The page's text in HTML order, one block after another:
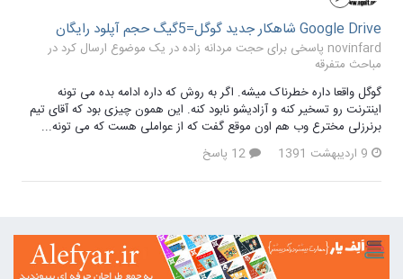
Google Drive شاهکار جدید گوگل=5گیگ حجم آپلود رایگان
novinfard پاسخی برای حجت مردانه زاده در یک موضوع ارسال کرد در
مباحث متفرقه
گوگل واقعا داره خطرناک میشه. اگر به روش که داره ادامه بده می تونه
اینترنت رو تسخیر کنه و آزادیشو نابود کنه. این همون چیزی بود که آقای تیم
برنرزلی مخترع وب هم اون موقع گفت که از عواملی هست که می تونه...
9 اردیبهشت 1391